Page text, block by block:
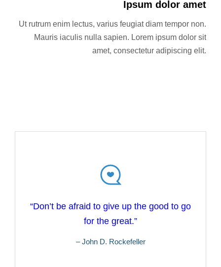
Ipsum dolor amet
Ut rutrum enim lectus, varius feugiat diam tempor non.
Mauris iaculis nulla sapien. Lorem ipsum dolor sit
amet, consectetur adipiscing elit.
“Don’t be afraid to give up the good to go
for the great.”
– John D. Rockefeller